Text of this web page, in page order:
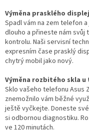
Výměna prasklého
Spadl vám na zem telefon
dlouho a přineste nám svůj
kontrolu. Naši servisní
expresním čase prasklý
chytrý mobil jako nový.
Výměna rozbitého skla u
Sklo vašeho telefonu Asus
znemožnilo vám běžné
ještě vyčkejte. Doneste
si odbornou diagnostiku.
ve 120 minutách.